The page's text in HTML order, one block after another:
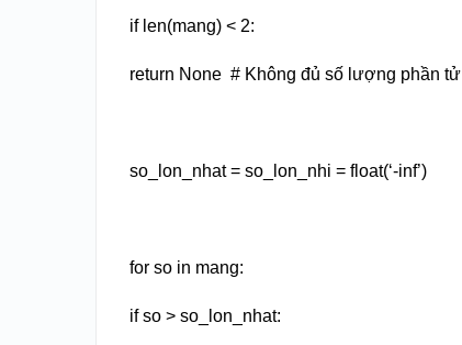
if len(mang) < 2:
return None # Không đủ số lượng phần tử
so_lon_nhat = so_lon_nhi = float(‘-inf’)
for so in mang:
if so > so_lon_nhat: